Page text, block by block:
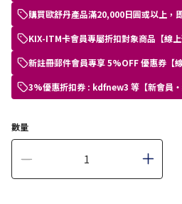
購買歐舒丹產品滿20,000日圓或以上，
KIX-ITM卡會員專屬折扣對象商品【線上
新註冊郵件會員專享 5%OFF 優惠券【線
3%優惠折扣券 : kdfnew3 等【新會員・
數量